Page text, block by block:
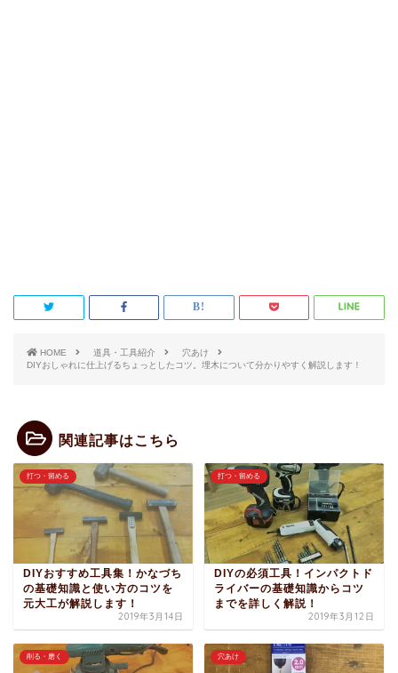
HOME 道具・工具紹介
穴あけ
DIYおしゃれに仕上げるちょっとしたコツ。埋木について分かりやすく解説します！
関連記事はこちら
打つ・留める
DIYおすすめ工具集！かなづち
の基礎知識と使い方のコツを
元大工が解説します！
2019年3月14日
打つ・留める
DIYの必須工具！インパクトド
ライバーの基礎知識からコツ
までを詳しく解説！
2019年3月12日
削る・磨く 穴あけ